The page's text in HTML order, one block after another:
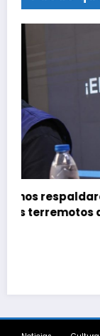
Gobierno
en la